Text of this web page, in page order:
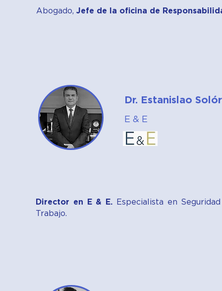
Abogado, Jefe de la oficina de
Dr. Estanislao
E & E
Director en E & E. Especialista en
Trabajo.